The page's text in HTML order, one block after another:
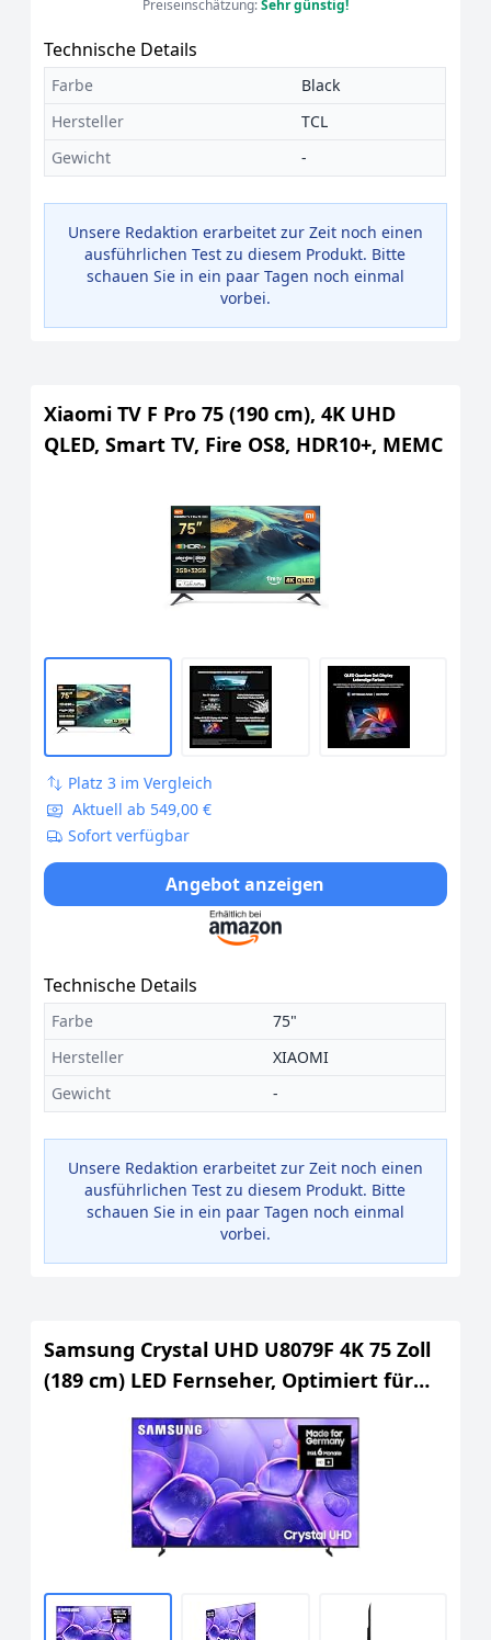
Preiseinschätzung:Sehr günstig!
Technische Details
Farbe
Black
Hersteller
TCL
Gewicht
-
Unsere Redaktion erarbeitet zur Zeit noch einen
ausführlichen Test zu diesem Produkt. Bitte
schauen Sie in ein paar Tagen noch einmal
vorbei.
Xiaomi TV F Pro 75 (190 cm), 4K UHD
QLED, Smart TV, Fire OS8, HDR10+, MEMC
Platz 3 im Vergleich
Aktuell ab 549,00 €
Sofort verfügbar
Angebot anzeigen
Technische Details
Farbe
75"
Hersteller
XIAOMI
Gewicht
-
Unsere Redaktion erarbeitet zur Zeit noch einen
ausführlichen Test zu diesem Produkt. Bitte
schauen Sie in ein paar Tagen noch einmal
vorbei.
Samsung Crystal UHD U8079F 4K 75 Zoll
(189 cm) LED Fernseher, Optimiert für
Fussball und Gaming, Crystal Prozessor
4K, SmartThings, AI Upscaling, Knox
Security, Kostenlose Inhalte, Smart TV